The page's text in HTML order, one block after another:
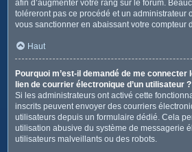
afin d’augmenter votre rang sur le forum.
toléreront pas ce procédé et un administrateur
vous sanctionner en abaissant votre compteur
Haut
Pourquoi m’est-il demandé de me
lien de courrier électronique d’un utilisateur ?
Si les administrateurs ont activé cette
inscrits peuvent envoyer des courriers
utilisateurs depuis un formulaire dédié. Cela
utilisation abusive du système de messagerie
utilisateurs malveillants ou des robots.